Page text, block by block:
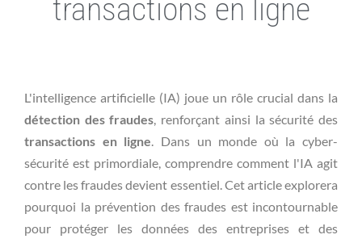
transactions en ligne
L'intelligence artificielle (IA) joue un rôle crucial dans la
détection des fraudes , renforçant ainsi la sécurité des
transactions en ligne . Dans un monde où la cyber-
sécurité est primordiale, comprendre comment l'IA agit
contre les fraudes devient essentiel. Cet article explorera
pourquoi la prévention des fraudes est incontournable
pour protéger les données des entreprises et des